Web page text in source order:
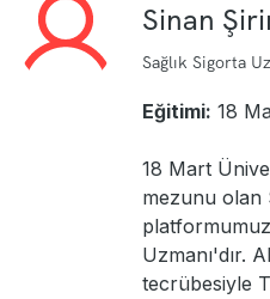
Sinan
Sağlık Sigorta
Eğitimi: 18
18 Mart
mezunu olan
Uzmanı'dır.
tecrübesiyle